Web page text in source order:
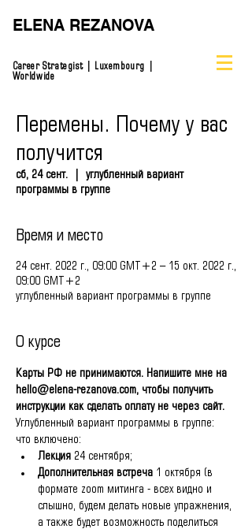
ELENA REZANOVA
Career Strategist | Luxembourg |
Worldwide
Перемены. Почему у вас
получится
сб, 24 сент.
углубленный вариант
программы в группе
Время и место
24 сент. 2022 г., 09:00 GMT+2 – 15 окт. 2022 г.,
09:00 GMT+2
углубленный вариант программы в группе
О курсе
Карты РФ не принимаются. Напишите мне на
hello@elena-rezanova.com, чтобы получить
инструкции как сделать оплату не через сайт.
Углубленный вариант программы в группе:
что включено:
Лекция 24 сентября;
Дополнительная встреча 1 октября (в
формате zoom митинга - всех видно и
слышно, будем делать новые упражнения,
а также будет возможность поделиться